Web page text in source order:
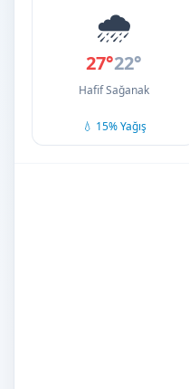
🌧️
27°22°
Hafif Sağanak
💧 15% Yağış